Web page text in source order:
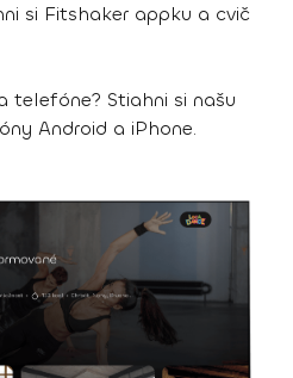
si Fitshaker appku a cvič
telefóne? Stiahni si našu
Android a iPhone.